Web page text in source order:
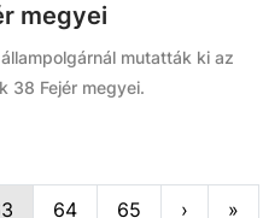
megyei
mutatták ki az
38 Fejér megyei.
64 65 › Next»